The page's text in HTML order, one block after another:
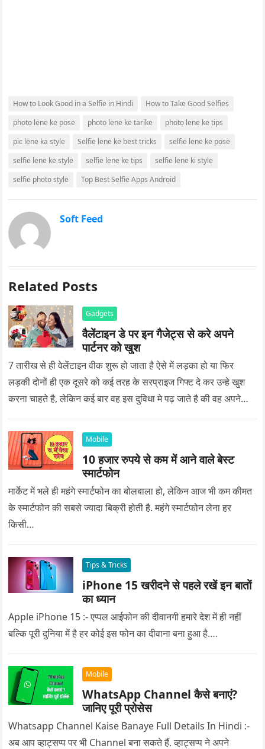
How to Look Good in a Selfie in Hindi
How to Take Good Selfies
photo lene ke pose
photo lene ke tarike
photo lene ke tips
pic lene ka style
Selfie lene ke best tricks
selfie lene ke pose
selfie lene ke style
selfie lene ke tips
selfie lene ki style
selfie photo style
Top Best Selfie Apps Android
Soft Feed
Related Posts
Gadgets
वैलेंटाइन डे पर इन गैजेट्स से करे अपने
पार्टनर को खुश
7 तारीख से ही वेलेंटाइन वीक शुरू हो जाता है ऐसे में लड़का हो या फिर
लड़की दोनों ही एक दूसरे को कई तरह के सरप्राइज गिफ्ट दे कर उन्हे खुश
करना चाहते है, लेकिन कई बार वह इस दुविधा मे पढ़ जाते है की वह अपने
Mobile
10 हजार रुपये से कम में आने वाले बेस्ट
स्मार्टफोन
मार्केट में भले ही महंगे स्मार्टफोन का बोलबाला हो, लेकिन आज भी कम कीमत
के स्मार्टफोन की सबसे ज्यादा बिक्री होती है. महंगे स्मार्टफोन लेना हर
किसी…
Tips & Tricks
iPhone 15 खरीदने से पहले रखें इन बातों
का ध्यान
Apple iPhone 15 :- एप्पल आईफोन की दीवानगी हमारे देश में ही नहीं
बल्कि पूरी दुनिया में है हर कोई इस फोन का दीवाना बना हुआ है….
Mobile
WhatsApp Channel कैसे बनाएं?
जानिए पूरी प्रोसेस
Whatsapp Channel Kaise Banaye Full Details In Hindi :-
अब आप व्हाट्सप्प पर भी Channel बना सकते हैं. व्हाट्सप्प ने अपने